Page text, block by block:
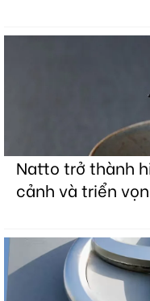
Natto trở thành
cảnh và triển